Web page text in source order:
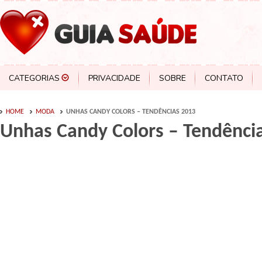
CATEGORIAS PRIVACIDADE SOBRE CONTATO
HOME MODA UNHAS CANDY COLORS – TENDÊNCIAS 2013
Unhas Candy Colors –